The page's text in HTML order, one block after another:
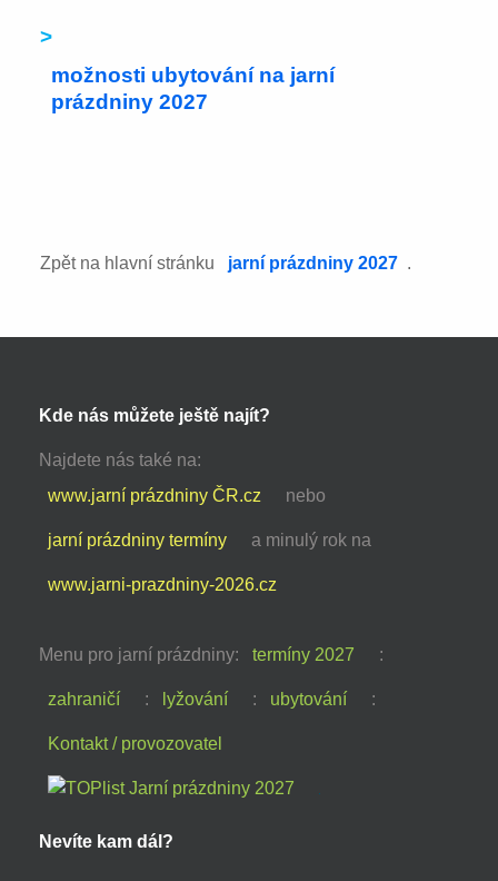
>
možnosti ubytování na jarní
prázdniny 2027
Zpět na hlavní stránku jarní prázdniny 2027 .
Kde nás můžete ještě najít?
Najdete nás také na:
www.jarní prázdniny ČR.cz
nebo
jarní prázdniny termíny a minulý rok na
www.jarni-prazdniny-2026.cz
Menu pro jarní prázdniny: termíny 2027 :
zahraničí : lyžování : ubytování :
Kontakt / provozovatel
Nevíte kam dál?